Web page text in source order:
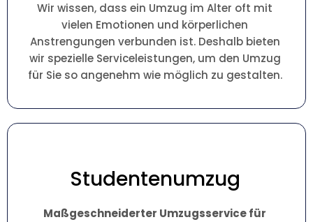
Wir wissen, dass ein Umzug im Alter oft mit
vielen Emotionen und körperlichen
Anstrengungen verbunden ist. Deshalb bieten
wir spezielle Serviceleistungen, um den Umzug
für Sie so angenehm wie möglich zu gestalten.
Studentenumzug
Maßgeschneiderter Umzugsservice für